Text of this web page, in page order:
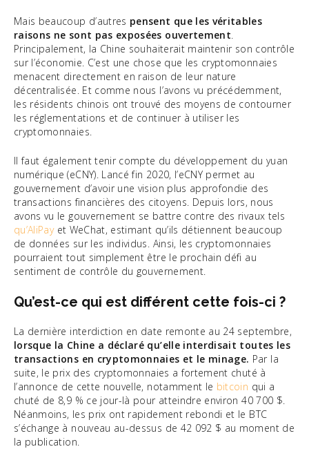
Mais beaucoup d’autres pensent que les véritables
raisons ne sont pas exposées ouvertement
Principalement, la Chine souhaiterait maintenir son contrôle
sur l’économie. C’est une chose que les cryptomonnaies
menacent directement en raison de leur nature
décentralisée. Et comme nous l’avons vu précédemment,
les résidents chinois ont trouvé des moyens de contourner
les réglementations et de continuer à utiliser les
cryptomonnaies.
Il faut également tenir compte du développement du yuan
numérique (eCNY). Lancé fin 2020, l’eCNY permet au
gouvernement d’avoir une vision plus approfondie des
transactions financières des citoyens. Depuis lors, nous
avons vu le gouvernement se battre contre des rivaux tels
qu’AliPayet WeChat, estimant qu’ils détiennent beaucoup
de données sur les individus. Ainsi, les cryptomonnaies
pourraient tout simplement être le prochain défi au
sentiment de contrôle du gouvernement.
Qu’est-ce qui est différent cette fois-ci ?
La dernière interdiction en date remonte au 24 septembre,
lorsque la Chine a déclaré qu’elle interdisait toutes les
transactions en cryptomonnaies et le minage. Par la
suite, le prix des cryptomonnaies a fortement chuté à
l’annonce de cette nouvelle, notamment le bitcoin qui a
chuté de 8,9 % ce jour-là pour atteindre environ 40 700 $.
Néanmoins, les prix ont rapidement rebondi et le BTC
s’échange à nouveau au-dessus de 42 092 $ au moment de
la publication.